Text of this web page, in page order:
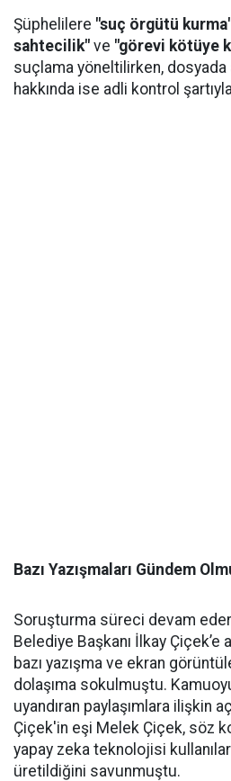
Şüphelilere "suç örgütü
sahtecilik" ve "görevi kötüye
suçlama yöneltilirken, dosyada
hakkında ise adli kontrol
Bazı Yazışmaları Gündem
Soruşturma süreci devam
Belediye Başkanı İlkay
bazı yazışma ve ekran
dolaşıma sokulmuştu.
uyandıran paylaşımlara ilişkin
Çiçek'in eşi Melek Çiçek, söz
yapay zeka teknolojisi
üretildiğini savunmuştu.